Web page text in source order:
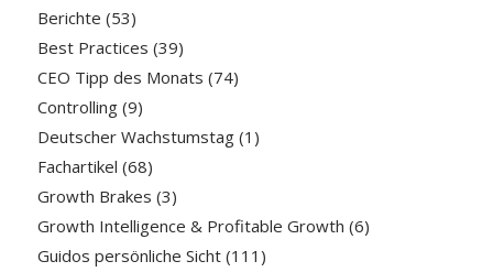
Berichte (53)
Best Practices (39)
CEO Tipp des Monats (74)
Controlling(9)
Deutscher Wachstumstag(1)
Fachartikel (68)
Growth Brakes (3)
Growth Intelligence & Profitable Growth (6)
Guidos persönliche Sicht(111)